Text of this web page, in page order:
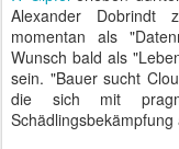
Alexander Dobrindt
momentan als
Wunsch bald als
sein. "Bauer sucht
die sich mit
Schädlingsbekämpfung